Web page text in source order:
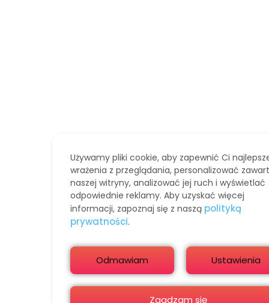
Używamy pliki cookie, aby zapewnić Ci
wrażenia z przeglądania, personalizować
naszej witryny, analizować jej ruch i wyświetlać
odpowiednie reklamy. Aby uzyskać więcej
informacji, zapoznaj się z naszą polityką
prywatności.
Zgadzam się
Ustawienia
Odmawiam